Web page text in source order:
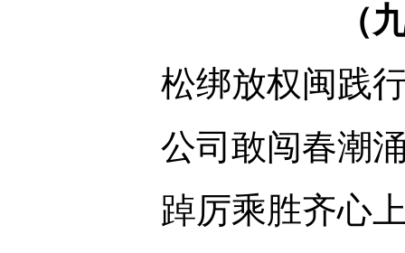
（
松绑放权闽践
公司敢闯春潮
踔厉乘胜齐心